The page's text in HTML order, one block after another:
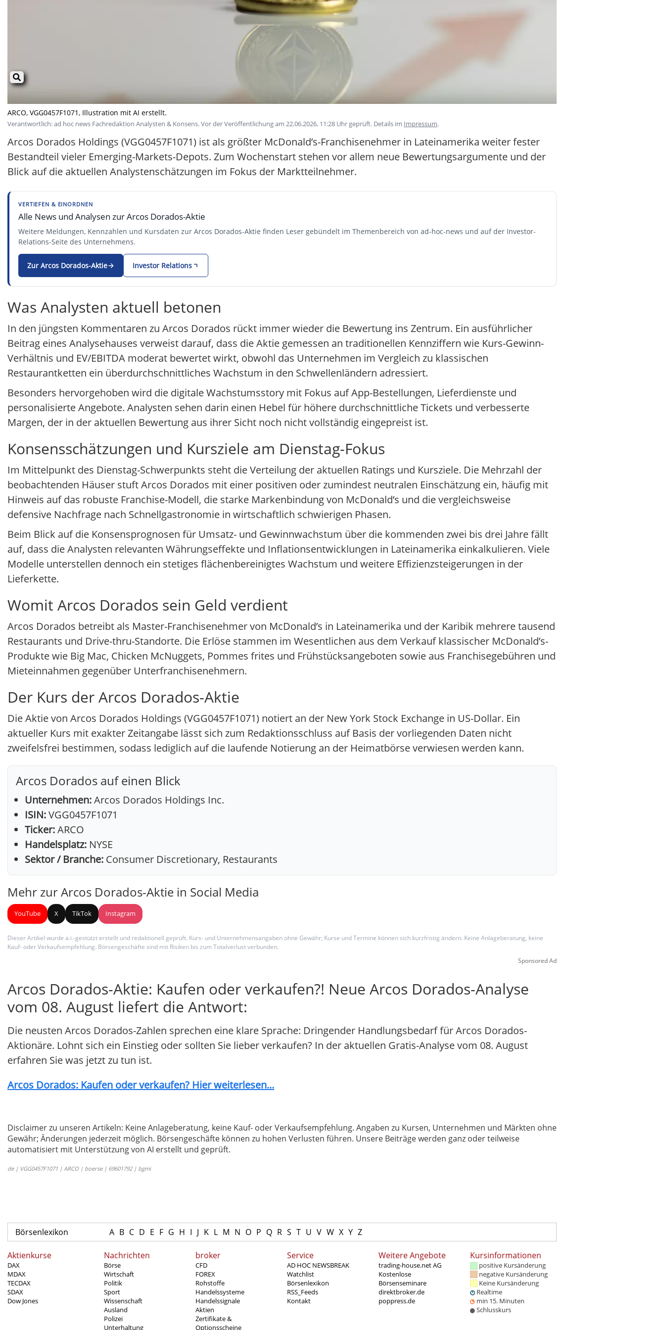
ARCO, VGG0457F1071, Illustration mit AI erstellt.
Verantwortlich: ad hoc news Fachredaktion Analysten & Konsens. Vor der Veröffentlichung am 22.06.2026, 11:28 Uhr geprüft. Details im Impressum.
Arcos Dorados Holdings (VGG0457F1071) ist als größter McDonald’s-Franchisenehmer in Lateinamerika weiter fester
Bestandteil vieler Emerging-Markets-Depots. Zum Wochenstart stehen vor allem neue Bewertungsargumente und der
Blick auf die aktuellen Analystenschätzungen im Fokus der Marktteilnehmer.
VERTIEFEN & EINORDNEN
Alle News und Analysen zur Arcos Dorados-Aktie
Weitere Meldungen, Kennzahlen und Kursdaten zur Arcos Dorados-Aktie finden Leser gebündelt im Themenbereich von ad-hoc-news und auf der Investor-
Relations-Seite des Unternehmens.
Zur Arcos Dorados-Aktie Investor Relations
Was Analysten aktuell betonen
In den jüngsten Kommentaren zu Arcos Dorados rückt immer wieder die Bewertung ins Zentrum. Ein ausführlicher
Beitrag eines Analysehauses verweist darauf, dass die Aktie gemessen an traditionellen Kennziffern wie Kurs-Gewinn-
Verhältnis und EV/EBITDA moderat bewertet wirkt, obwohl das Unternehmen im Vergleich zu klassischen
Restaurantketten ein überdurchschnittliches Wachstum in den Schwellenländern adressiert.
Besonders hervorgehoben wird die digitale Wachstumsstory mit Fokus auf App-Bestellungen, Lieferdienste und
personalisierte Angebote. Analysten sehen darin einen Hebel für höhere durchschnittliche Tickets und verbesserte
Margen, der in der aktuellen Bewertung aus ihrer Sicht noch nicht vollständig eingepreist ist.
Konsensschätzungen und Kursziele am Dienstag-Fokus
Im Mittelpunkt des Dienstag-Schwerpunkts steht die Verteilung der aktuellen Ratings und Kursziele. Die Mehrzahl der
beobachtenden Häuser stuft Arcos Dorados mit einer positiven oder zumindest neutralen Einschätzung ein, häufig mit
Hinweis auf das robuste Franchise-Modell, die starke Markenbindung von McDonald’s und die vergleichsweise
defensive Nachfrage nach Schnellgastronomie in wirtschaftlich schwierigen Phasen.
Beim Blick auf die Konsensprognosen für Umsatz- und Gewinnwachstum über die kommenden zwei bis drei Jahre fällt
auf, dass die Analysten relevanten Währungseffekte und Inflationsentwicklungen in Lateinamerika einkalkulieren. Viele
Modelle unterstellen dennoch ein stetiges flächenbereinigtes Wachstum und weitere Effizienzsteigerungen in der
Lieferkette.
Womit Arcos Dorados sein Geld verdient
Arcos Dorados betreibt als Master-Franchisenehmer von McDonald’s in Lateinamerika und der Karibik mehrere tausend
Restaurants und Drive-thru-Standorte. Die Erlöse stammen im Wesentlichen aus dem Verkauf klassischer McDonald’s-
Produkte wie Big Mac, Chicken McNuggets, Pommes frites und Frühstücksangeboten sowie aus Franchisegebühren und
Mieteinnahmen gegenüber Unterfranchisenehmern.
Der Kurs der Arcos Dorados-Aktie
Die Aktie von Arcos Dorados Holdings (VGG0457F1071) notiert an der New York Stock Exchange in US-Dollar. Ein
aktueller Kurs mit exakter Zeitangabe lässt sich zum Redaktionsschluss auf Basis der vorliegenden Daten nicht
zweifelsfrei bestimmen, sodass lediglich auf die laufende Notierung an der Heimatbörse verwiesen werden kann.
Arcos Dorados auf einen Blick
Unternehmen:Arcos Dorados Holdings Inc.
ISIN:VGG0457F1071
Ticker:ARCO
Handelsplatz: NYSE
Sektor / Branche: Consumer Discretionary, Restaurants
Mehr zur Arcos Dorados-Aktie in Social Media
YouTube X TikTok Instagram
Dieser Artikel wurde a.i.-gestützt erstellt und redaktionell geprüft. Kurs- und Unternehmensangaben ohne Gewähr; Kurse und Termine können sich kurzfristig ändern. Keine Anlageberatung, keine
Kauf- oder Verkaufsempfehlung. Börsengeschäfte sind mit Risiken bis zum Totalverlust verbunden.
Sponsored Ad
Arcos Dorados-Aktie: Kaufen oder verkaufen?! Neue Arcos Dorados-Analyse
vom 08. August liefert die Antwort:
Die neusten Arcos Dorados-Zahlen sprechen eine klare Sprache: Dringender Handlungsbedarf für Arcos Dorados-
Aktionäre. Lohnt sich ein Einstieg oder sollten Sie lieber verkaufen? In der aktuellen Gratis-Analyse vom 08. August
erfahren Sie was jetzt zu tun ist.
Arcos Dorados: Kaufen oder verkaufen? Hier weiterlesen...
Disclaimer zu unseren Artikeln: Keine Anlageberatung, keine Kauf- oder Verkaufsempfehlung. Angaben zu Kursen, Unternehmen und Märkten ohne
Gewähr; Änderungen jederzeit möglich. Börsengeschäfte können zu hohen Verlusten führen. Unsere Beiträge werden ganz oder teilweise
automatisiert mit Unterstützung von AI erstellt und geprüft.
de | VGG0457F1071 | ARCO | boerse | 69601792 | bgmi
Börsenlexikon A B C D E F G H I J K L M N O P Q R S T U V W X Y Z
Aktienkurse
DAX
MDAX
TECDAX
SDAX
Dow Jones
Nachrichten
Börse
Wirtschaft
Politik
Sport
Wissenschaft
Ausland
Polizei
Unterhaltung
broker
CFD
FOREX
Rohstoffe
Handelssysteme
Handelssignale
Aktien
Zertifikate &
Optionsscheine
Service
AD HOC NEWSBREAK
Watchlist
Börsenlexikon
RSS_Feeds
Kontakt
Weitere Angebote
trading-house.net AG
Kostenlose
Börsenseminare
direktbroker.de
poppress.de
Kursinformationen
positive Kursänderung
negative Kursänderung
Keine Kursänderung
Realtime
min 15. Minuten
Schlusskurs